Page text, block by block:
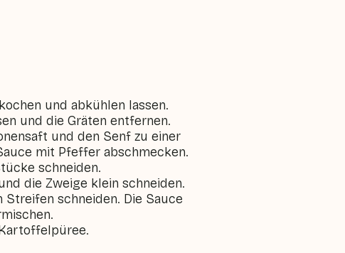
und abkühlen lassen.
und die Gräten entfernen.
und den Senf zu einer
mit Pfeffer abschmecken.
schneiden.
die Zweige klein schneiden.
schneiden. Die Sauce